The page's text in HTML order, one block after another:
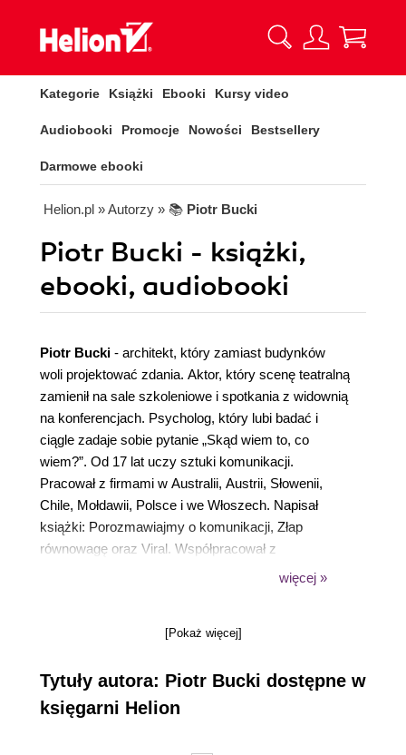
Kategorie Książki Ebooki Kursy video
Audiobooki Promocje Nowości Bestsellery
Darmowe ebooki
Helion.pl » Autorzy » 📚 Piotr Bucki
Piotr Bucki - książki,
ebooki, audiobooki
Piotr Bucki - architekt, który zamiast budynków
woli projektować zdania. Aktor, który scenę teatralną
zamienił na sale szkoleniowe i spotkania z widownią
na konferencjach. Psycholog, który lubi badać i
ciągle zadaje sobie pytanie „Skąd wiem to, co
wiem?”. Od 17 lat uczy sztuki komunikacji.
Pracował z firmami w Australii, Austrii, Słowenii,
Chile, Mołdawii, Polsce i we Włoszech. Napisał
książki: Porozmawiajmy o komunikacji, Złap
równowagę oraz Viral. Współpracował z
„Malemenem”, „Charakterami”, „Dolce Vita” i „The
ośmiu lat jest związany z WSB, gdzie projektuje
komunikacji. Wykłada także na USWPS, w SGH i
Akademii Leona Koźmińskiego. Szkoli pracowników
Allegro, Dynatrace, Santandera, Nordea IT. W
więcej »
[Pokaż więcej]
Tytuły autora: Piotr Bucki dostępne w
księgarni Helion